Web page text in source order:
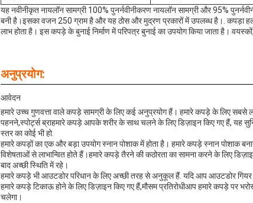
यह नवीनीकृत नायलॉन सामग्री 100% पुनर्नवीनीकरण नायलॉन सामग्री और 95%
बनी है।इसका वजन 250 ग्राम है और यह ठोस और मुद्रण प्रकारों में उपलब्ध है।. कपड़ा
लाभ होता है। इस कपड़े के बुनाई निर्माण में परिपत्र बुनाई का उपयोग किया जाता है।
अनुप्रयोग:
आवेदन
हमारे उच्च गुणवत्ता वाले कपड़े सामग्री के लिए कई अनुप्रयोग हैं। हमारे कपड़े के लिए सबसे
पहनने,स्पोर्ट्स ब्राहमारे कपड़े आपके शरीर के साथ चलने के लिए डिज़ाइन किए गए हैं, यह
स्तर का कोई भी हो.
हमारे कपड़ों का एक और बड़ा उपयोग स्नान पोशाक में होता है। हमारे कपड़े स्नान पोशाक
विशेषताओं से लाभान्वित होते हैं।हमारे कपड़े तैरने की कठोरता का सामना करने के लिए
बाद अच्छी स्थिति में रहे।
हमारे कपड़े भी आउटडोर परिधान के लिए अच्छी तरह से अनुकूल हैं. यदि आप आउटडोर
हमारे कपड़े टिकाऊ होने के लिए डिज़ाइन किए गए हैं,मौसम प्रतिरोधीआप हमारे कपड़े पर
चलेगा।